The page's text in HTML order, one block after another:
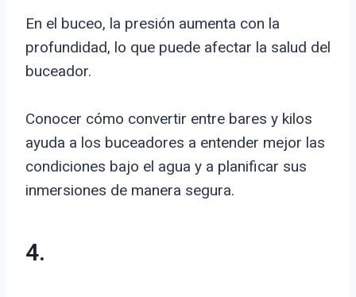
En el buceo, la presión aumenta con la
profundidad, lo que puede afectar la salud del
buceador.
Conocer cómo convertir entre bares y kilos
ayuda a los buceadores a entender mejor las
condiciones bajo el agua y a planificar sus
inmersiones de manera segura.
4.